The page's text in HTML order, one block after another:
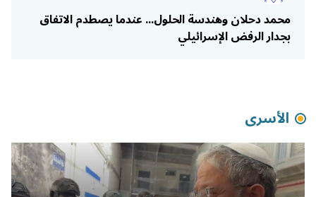
محمد دحلان وهندسة الحلول... عندما يصطدم الاتفاق
بجدار الرفض الإسرائيلي
الأسرى